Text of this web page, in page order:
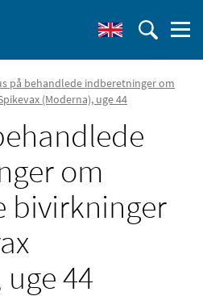
på behandlede indberetninger om
(Moderna), uge 44
om
bivirkninger
44